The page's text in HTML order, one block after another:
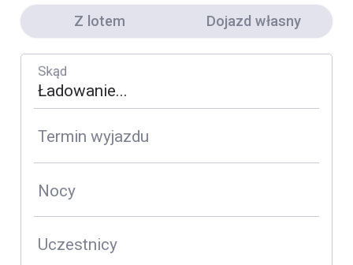
Z lotem Dojazd własny
Skąd
Termin wyjazdu
Nocy
Uczestnicy